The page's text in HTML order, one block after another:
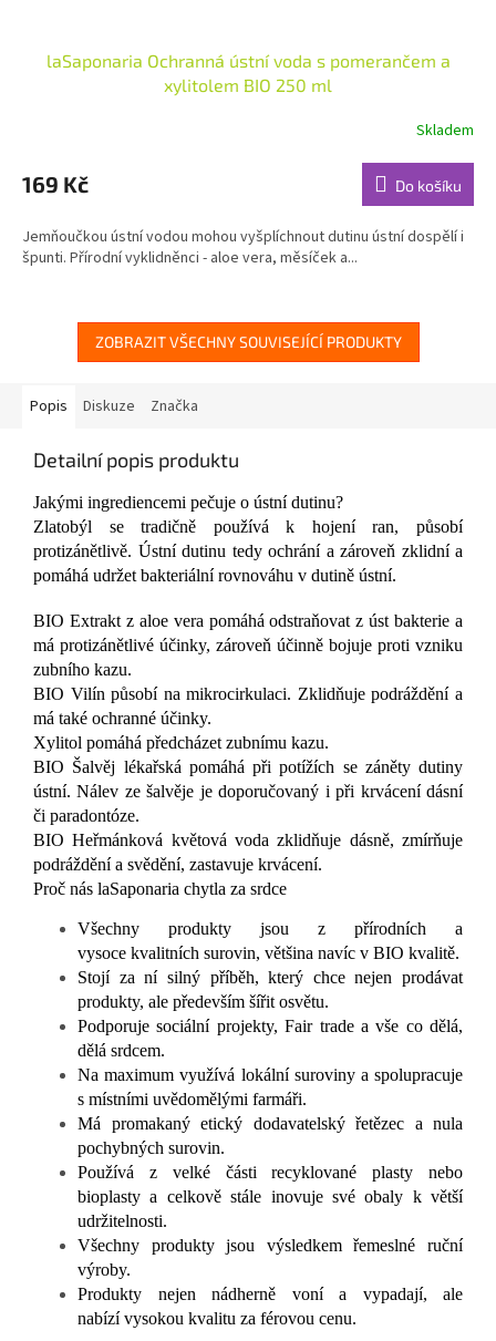
laSaponaria Ochranná ústní voda s pomerančem a
xylitolem BIO 250 ml
produktu
je
z
5
Skladem
169 Kč Do košíku
Jemňoučkou ústní vodou mohou vyšplíchnout dutinu ústní dospělí i
špunti. Přírodní vyklidněnci - aloe vera, měsíček a...
ZOBRAZIT VŠECHNY SOUVISEJÍCÍ PRODUKTY
Popis Diskuze Značka
Detailní popis produktu
Jakými ingrediencemi pečuje o ústní dutinu?
Zlatobýl se tradičně používá k hojení ran, působí
protizánětlivě. Ústní dutinu tedy ochrání a zároveň zklidní a
pomáhá udržet bakteriální rovnováhu v dutině ústní.
BIO Extrakt z aloe vera pomáhá odstraňovat z úst bakterie a
má protizánětlivé účinky, zároveň účinně bojuje proti vzniku
zubního kazu.
BIO Vilín působí na mikrocirkulaci. Zklidňuje podráždění a
má také ochranné účinky.
Xylitol pomáhá předcházet zubnímu kazu.
BIO Šalvěj lékařská pomáhá při potížích se záněty dutiny
ústní. Nálev ze šalvěje je doporučovaný i při krvácení dásní
či paradontóze.
BIO Heřmánková květová voda zklidňuje dásně, zmírňuje
podráždění a svědění, zastavuje krvácení.
Proč nás laSaponaria chytla za srdce
Všechny produkty jsou z přírodních a
vysoce kvalitních surovin, většina navíc v BIO kvalitě.
Stojí za ní silný příběh, který chce nejen prodávat
produkty, ale především šířit osvětu.
Podporuje sociální projekty, Fair trade a vše co dělá,
dělá srdcem.
Na maximum využívá lokální suroviny a spolupracuje
s místními uvědomělými farmáři.
Má promakaný etický dodavatelský řetězec a nula
pochybných surovin.
Používá z velké části recyklované plasty nebo
bioplasty a celkově stále inovuje své obaly k větší
udržitelnosti.
Všechny produkty jsou výsledkem řemeslné ruční
výroby.
Produkty nejen nádherně voní a vypadají, ale
nabízí vysokou kvalitu za férovou cenu.